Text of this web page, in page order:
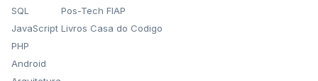
SQL
JavaScript
PHP
Android
Pos-Tech FIAP
Livros Casa do Codigo